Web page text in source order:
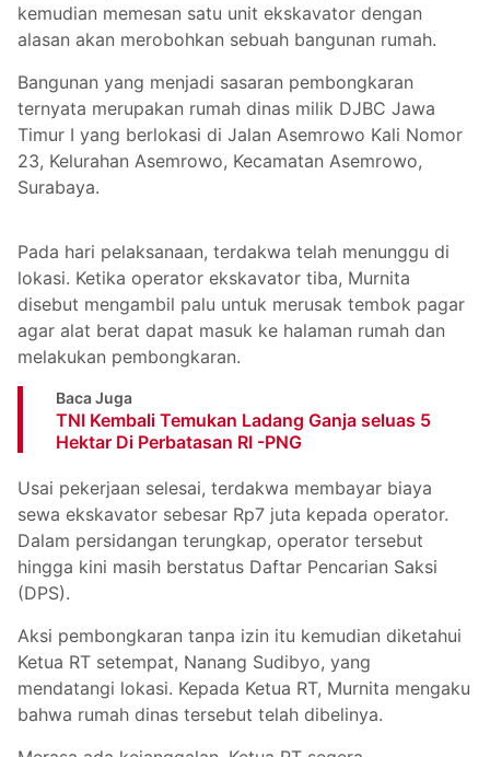
kemudian memesan satu unit ekskavator dengan
alasan akan merobohkan sebuah bangunan rumah.
Bangunan yang menjadi sasaran pembongkaran
ternyata merupakan rumah dinas milik DJBC Jawa
Timur I yang berlokasi di Jalan Asemrowo Kali Nomor
23, Kelurahan Asemrowo, Kecamatan Asemrowo,
Surabaya.
Pada hari pelaksanaan, terdakwa telah menunggu di
lokasi. Ketika operator ekskavator tiba, Murnita
disebut mengambil palu untuk merusak tembok pagar
agar alat berat dapat masuk ke halaman rumah dan
melakukan pembongkaran.
Baca Juga
TNI Kembali Temukan Ladang Ganja seluas 5
Hektar Di Perbatasan RI -PNG
Usai pekerjaan selesai, terdakwa membayar biaya
sewa ekskavator sebesar Rp7 juta kepada operator.
Dalam persidangan terungkap, operator tersebut
hingga kini masih berstatus Daftar Pencarian Saksi
(DPS).
Aksi pembongkaran tanpa izin itu kemudian diketahui
Ketua RT setempat, Nanang Sudibyo, yang
mendatangi lokasi. Kepada Ketua RT, Murnita mengaku
bahwa rumah dinas tersebut telah dibelinya.